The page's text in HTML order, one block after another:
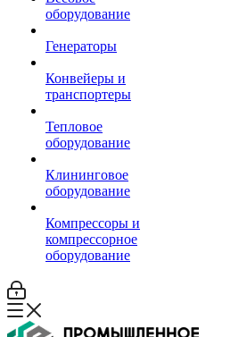
оборудование
Генераторы
Конвейеры и
транспортеры
Тепловое
оборудование
Клининговое
оборудование
Компрессоры и
компрессорное
оборудование